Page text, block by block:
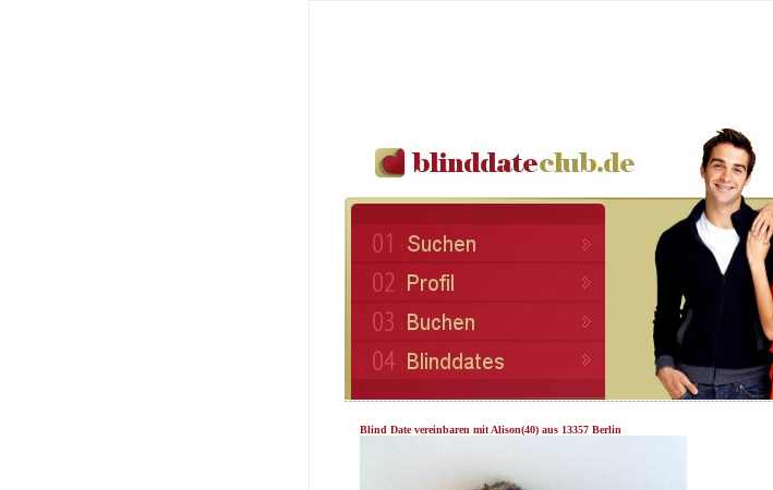
Blind Date vereinbaren mit Alison(40) aus 13357 Berlin